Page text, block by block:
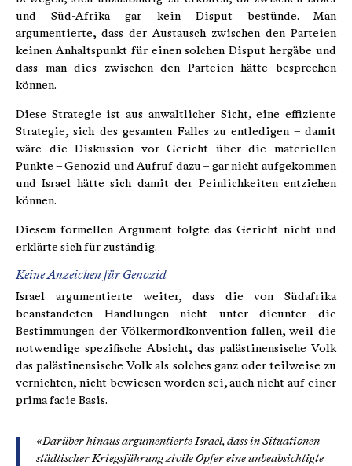
und Süd-Afrika gar kein Disput bestünde. Man
argumentierte, dass der Austausch zwischen den Parteien
keinen Anhaltspunkt für einen solchen Disput hergäbe und
dass man dies zwischen den Parteien hätte besprechen
können.
Diese Strategie ist aus anwaltlicher Sicht, eine effiziente
Strategie, sich des gesamten Falles zu entledigen – damit
wäre die Diskussion vor Gericht über die materiellen
Punkte – Genozid und Aufruf dazu – gar nicht aufgekommen
und Israel hätte sich damit der Peinlichkeiten entziehen
können.
Diesem formellen Argument folgte das Gericht nicht und
erklärte sich für zuständig.
Keine Anzeichen für Genozid
Israel argumentierte weiter, dass die von Südafrika
beanstandeten Handlungen nicht unter dieunter die
Bestimmungen der Völkermordkonvention fallen, weil die
notwendige spezifische Absicht, das palästinensische Volk
das palästinensische Volk als solches ganz oder teilweise zu
vernichten, nicht bewiesen worden sei, auch nicht auf einer
prima facie Basis.
«Darüber hinaus argumentierte Israel, dass in Situationen
städtischer Kriegsführung zivile Opfer eine unbeabsichtigte